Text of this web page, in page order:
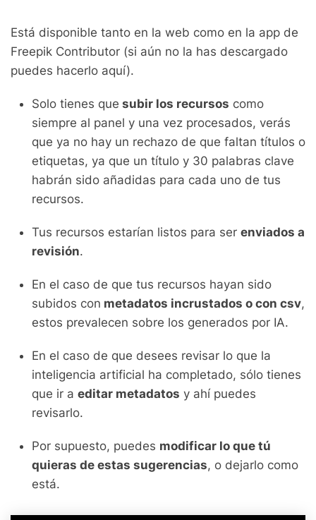
Está disponible tanto en la web como en la app de
Freepik Contributor (si aún no la has descargado
puedes hacerlo aquí).
Solo tienes que subir los recursos como
siempre al panel y una vez procesados, verás
que ya no hay un rechazo de que faltan títulos o
etiquetas, ya que un título y 30 palabras clave
habrán sido añadidas para cada uno de tus
recursos.
Tus recursos estarían listos para ser enviados a
revisión.
En el caso de que tus recursos hayan sido
subidos con metadatos incrustados o con csv,
estos prevalecen sobre los generados por IA.
En el caso de que desees revisar lo que la
inteligencia artificial ha completado, sólo tienes
que ir a editar metadatos y ahí puedes
revisarlo.
Por supuesto, puedes modificar lo que tú
quieras de estas sugerencias, o dejarlo como
está.